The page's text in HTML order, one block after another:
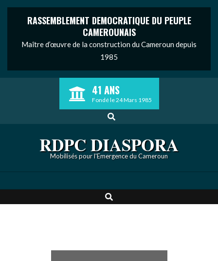
RASSEMBLEMENT DEMOCRATIQUE DU PEUPLE
CAMEROUNAIS
Maître d’œuvre de la construction du Cameroun depuis
1985
41 ANS
Fondé le 24 Mars 1985
Search
RDPC DIASPORA
Mobilisés pour l'Emergence du Cameroun
Search